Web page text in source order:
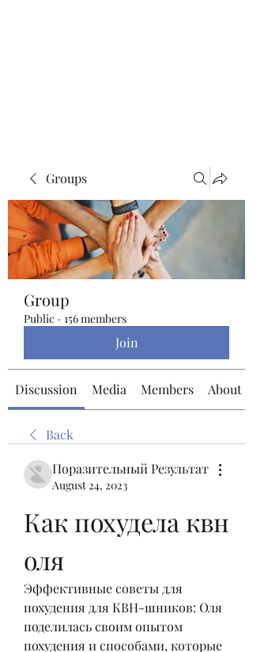
Groups
Group
Public · 156 members
Join
Discussion Media Members About
Back
Поразительный Результат
August 24, 2023
Как похудела квн
оля
Эффективные советы для
похудения для КВН-шников: Оля
поделилась своим опытом
похудения и способами, которые